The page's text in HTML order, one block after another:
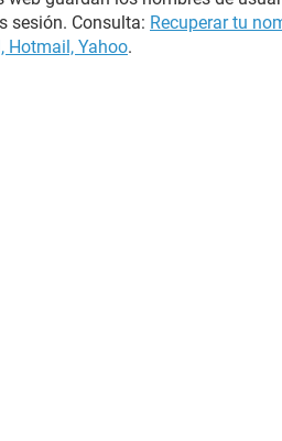
sesión. Consulta: Recuperar tu
Hotmail, Yahoo.